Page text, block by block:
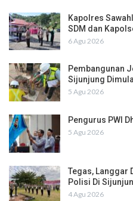
Kapolres
SDM dan
6 Agu 2026
Pembangunan
Sijunjung
5 Agu 2026
Pengurus PWI
5 Agu 2026
Tegas, Langgar
Polisi Di
4 Agu 2026